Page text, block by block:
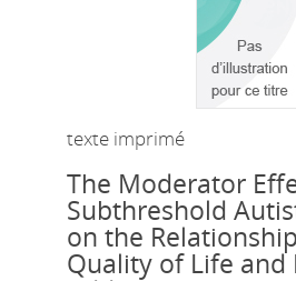
texte imprimé
The Moderator
Subthreshold
on the
Quality of Life and